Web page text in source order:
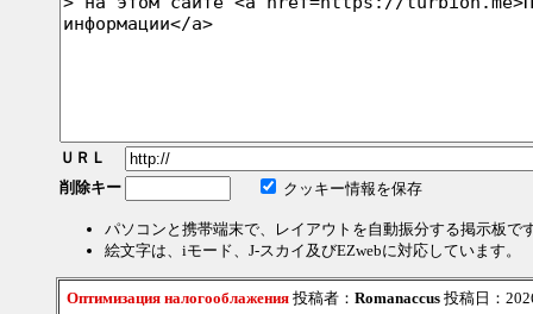
ＵＲＬ
削除キー
クッキー情報を保存
パソコンと携帯端末で、レイアウトを自動振分する掲示板で
絵文字は、iモード、J-スカイ及びEZwebに対応しています。
Оптимизация налогооблажения 投稿者： Romanaccus 投稿日：